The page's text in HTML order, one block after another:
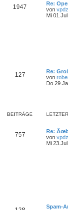
1947
Re:
von
Mi
127
Re:
von
Do
BEITRÄGE
757
Re:
von
Mi
Spam-